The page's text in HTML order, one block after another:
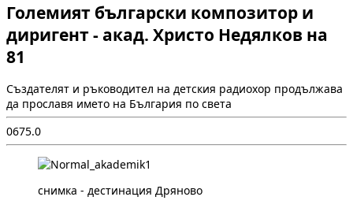
Големият български композитор и
диригент - акад. Христо Недялков на
81
Създателят и ръководител на детския радиохор продължава
да прославя името на България по света
0675.0
снимка - дестинация Дряново